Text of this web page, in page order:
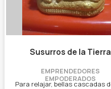
Susurros de la Tierra
EMPRENDEDORES
EMPODERADOS